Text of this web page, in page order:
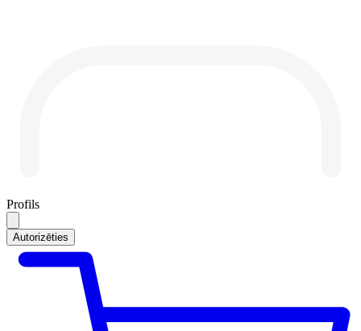
Profils
Autorizēties